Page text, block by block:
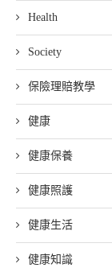
Health
Society
保險理賠教學
健康
健康保養
健康照護
健康生活
健康知識